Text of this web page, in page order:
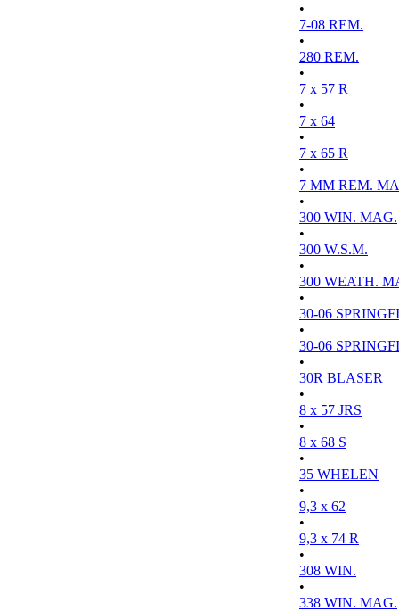
•
7-08 REM.
•
280 REM.
•
7 x 57 R
•
7 x 64
•
7 x 65 R
•
7 MM REM.
•
300 WIN. MAG.
•
300 W.S.M.
•
300 WEATH.
•
30-06
•
30-06
•
30R BLASER
•
8 x 57 JRS
•
8 x 68 S
•
35 WHELEN
•
9,3 x 62
•
9,3 x 74 R
•
308 WIN.
•
338 WIN. MAG.